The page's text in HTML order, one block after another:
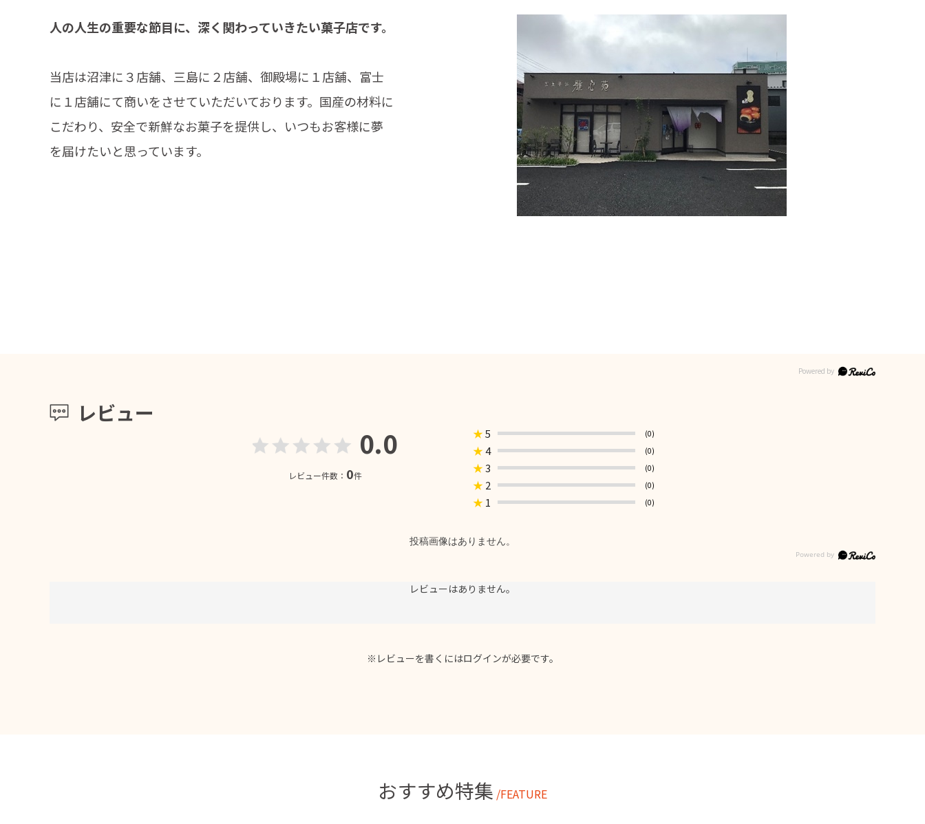
人の人生の重要な節目に、深く関わっていきたい菓子店です。
当店は沼津に３店舗、三島に２店舗、御殿場に１店舗、富士
に１店舗にて商いをさせていただいております。国産の材料に
こだわり、安全で新鮮なお菓子を提供し、いつもお客様に夢
を届けたいと思っています。
レビュー
0.0
レビュー件数： 0件
★5 (0)
★4 (0)
★3 (0)
★ 2 (0)
★ 1 (0)
投稿画像はありません。
レビューはありません。
※レビューを書くにはログインが必要です。
おすすめ特集 /FEATURE